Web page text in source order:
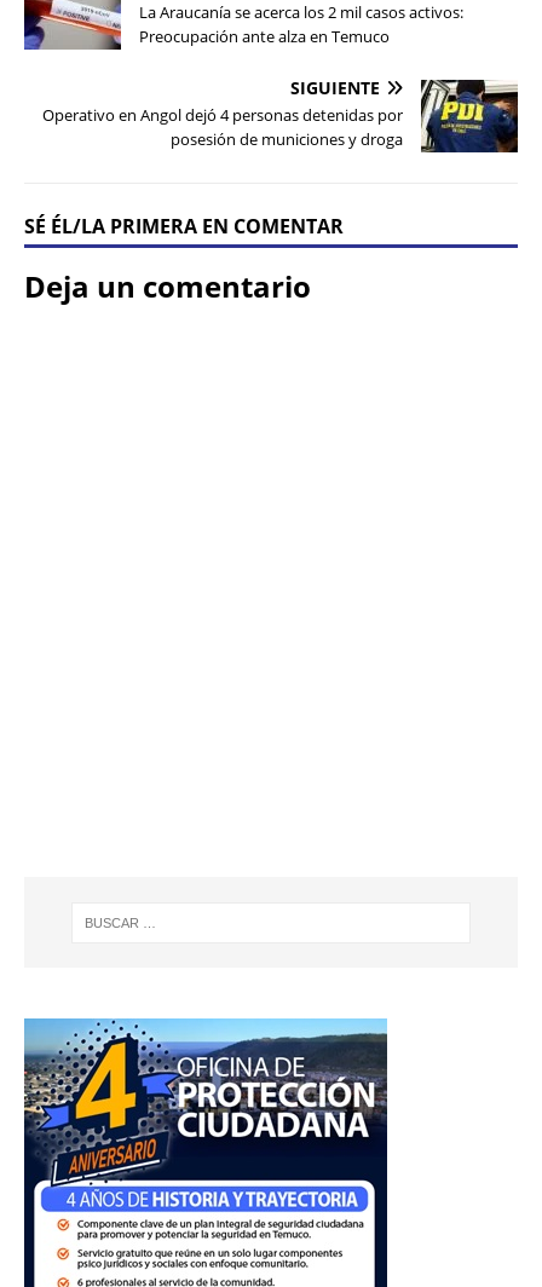
La Araucanía se acerca los 2 mil casos activos:
Preocupación ante alza en Temuco
SIGUIENTE
Operativo en Angol dejó 4 personas detenidas por
posesión de municiones y droga
SÉ ÉL/LA PRIMERA EN COMENTAR
Deja un comentario